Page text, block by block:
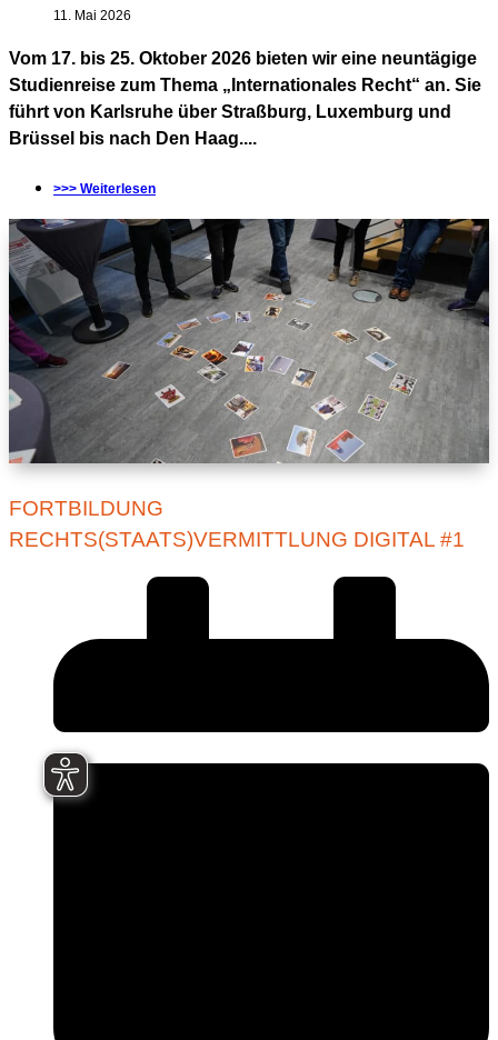
11. Mai 2026
Vom 17. bis 25. Oktober 2026 bieten wir eine neuntägige
Studienreise zum Thema „Internationales Recht“ an. Sie
führt von Karlsruhe über Straßburg, Luxemburg und
Brüssel bis nach Den Haag....
>>> Weiterlesen
FORTBILDUNG
RECHTS(STAATS)VERMITTLUNG DIGITAL #1